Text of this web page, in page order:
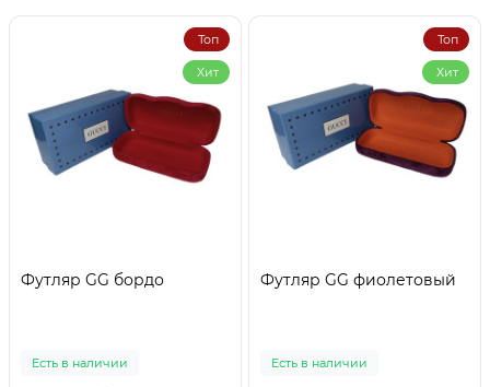
Топ
Хит
Футляр GG бордо
Есть в наличии
Топ
Хит
Футляр GG фиолетовый
Есть в наличии